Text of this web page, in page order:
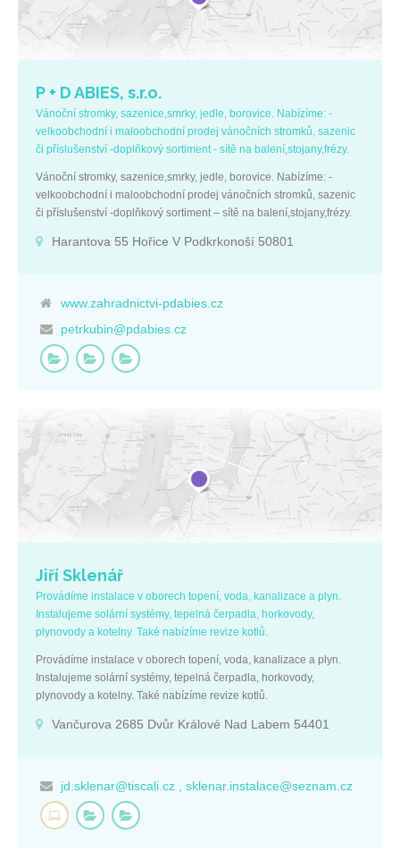
P + D ABIES, s.r.o.
Vánoční stromky, sazenice,smrky, jedle, borovice. Nabízíme: -
velkoobchodní i maloobchodní prodej vánočních stromků, sazenic
či příslušenství -doplňkový sortiment - sítě na balení,stojany,frézy.
Vánoční stromky, sazenice,smrky, jedle, borovice. Nabízíme: -
velkoobchodní i maloobchodní prodej vánočních stromků, sazenic
či příslušenství -doplňkový sortiment – sítě na balení,stojany,frézy.
Harantova 55 Hořice V Podkrkonoší 50801
www.zahradnictvi-pdabies.cz
petrkubin@pdabies.cz
Jiří Sklenář
Provádíme instalace v oborech topení, voda, kanalizace a plyn.
Instalujeme solární systémy, tepelná čerpadla, horkovody,
plynovody a kotelny. Také nabízíme revize kotlů.
Provádíme instalace v oborech topení, voda, kanalizace a plyn.
Instalujeme solární systémy, tepelná čerpadla, horkovody,
plynovody a kotelny. Také nabízíme revize kotlů.
Vančurova 2685 Dvůr Králové Nad Labem 54401
jd.sklenar@tiscali.cz , sklenar.instalace@seznam.cz